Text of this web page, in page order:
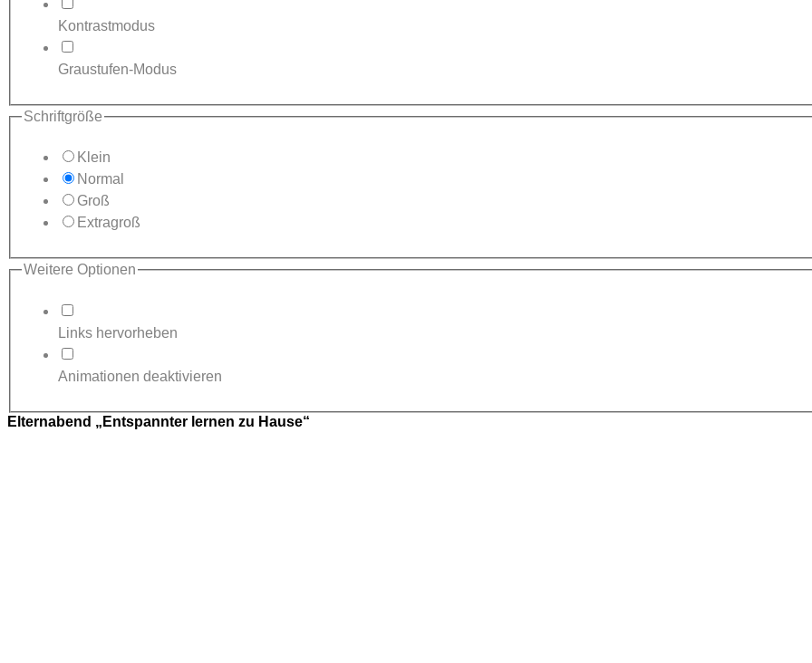
Kontrastmodus
Graustufen-Modus
Schriftgröße
Klein
Normal
Groß
Extragroß
Weitere Optionen
Links hervorheben
Animationen deaktivieren
Elternabend „Entspannter lernen zu Hause“